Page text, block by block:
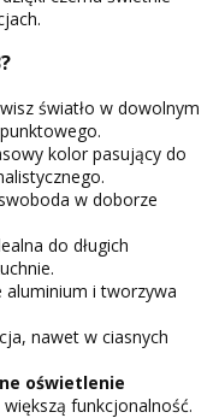
światło w dowolnym
kolor pasujący do
w doborze
do długich
aluminium i tworzywa
nawet w ciasnych
oświetlenie
funkcjonalność.